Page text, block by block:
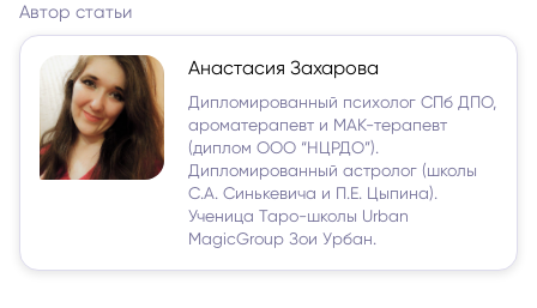
Автор статьи
Анастасия Захарова
Дипломированный психолог СПб ДПО,
ароматерапевт и МАК-терапевт
(диплом ООО “НЦРДО”).
Дипломированный астролог (школы
С.А. Синькевича и П.Е. Цыпина).
Ученица Таро-школы Urban
MagicGroup Зои Урбан.